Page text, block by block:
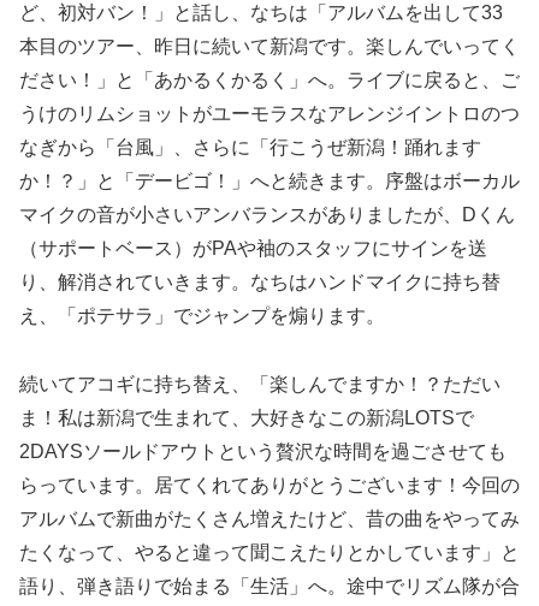
ど、初対バン！」と話し、なちは「アルバムを出して33
本目のツアー、昨日に続いて新潟です。楽しんでいってく
ださい！」と「あかるくかるく」へ。ライブに戻ると、ご
うけのリムショットがユーモラスなアレンジイントロのつ
なぎから「台風」、さらに「行こうぜ新潟！踊れます
か！？」と「デービゴ！」へと続きます。序盤はボーカル
マイクの音が小さいアンバランスがありましたが、Dくん
（サポートベース）がPAや袖のスタッフにサインを送
り、解消されていきます。なちはハンドマイクに持ち替
え、「ポテサラ」でジャンプを煽ります。
続いてアコギに持ち替え、「楽しんでますか！？ただい
ま！私は新潟で生まれて、大好きなこの新潟LOTSで
2DAYSソールドアウトという贅沢な時間を過ごさせても
らっています。居てくれてありがとうございます！今回の
アルバムで新曲がたくさん増えたけど、昔の曲をやってみ
たくなって、やると違って聞こえたりとかしています」と
語り、弾き語りで始まる「生活」へ。途中でリズム隊が合